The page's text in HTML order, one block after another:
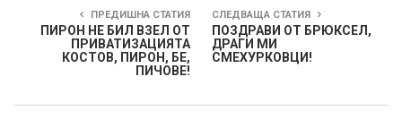
ПРЕДИШНА СТАТИЯ
ПИРОН НЕ БИЛ ВЗЕЛ ОТ
ПРИВАТИЗАЦИЯТА
КОСТОВ, ПИРОН, БЕ,
ПИЧОВЕ!
СЛЕДВАЩА СТАТИЯ
ПОЗДРАВИ ОТ БРЮКСЕЛ,
ДРАГИ МИ
СМЕХУРКОВЦИ!